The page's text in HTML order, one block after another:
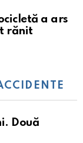
a ars
rănit
Două